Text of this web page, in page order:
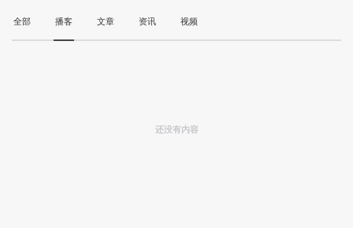
全部 播客 文章 资讯 视频
还没有内容